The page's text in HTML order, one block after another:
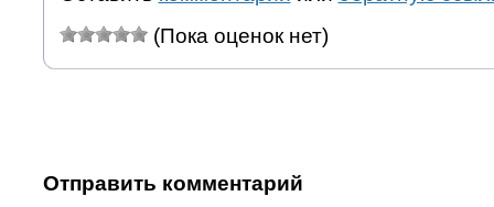
(Пока оценок нет)
Отправить комментарий